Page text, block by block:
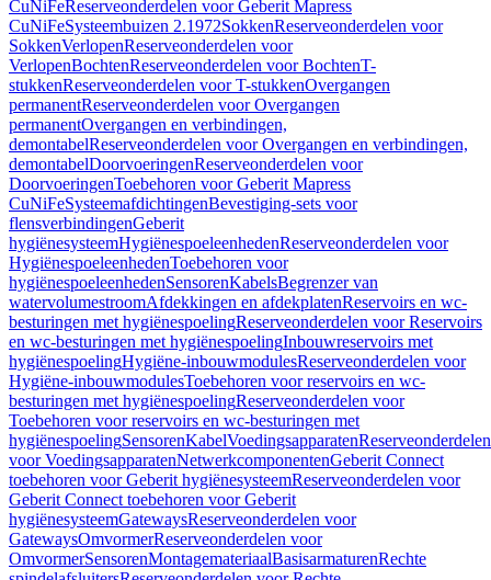
CuNiFeReserveonderdelen voor Geberit Mapress
CuNiFeSysteembuizen 2.1972SokkenReserveonderdelen voor
SokkenVerlopenReserveonderdelen voor
VerlopenBochtenReserveonderdelen voor BochtenT-
stukkenReserveonderdelen voor T-stukkenOvergangen
permanentReserveonderdelen voor Overgangen
permanentOvergangen en verbindingen,
demontabelReserveonderdelen voor Overgangen en verbindingen,
demontabelDoorvoeringenReserveonderdelen voor
DoorvoeringenToebehoren voor Geberit Mapress
CuNiFeSysteemafdichtingenBevestiging-sets voor
flensverbindingenGeberit
hygiënesysteemHygiënespoeleenhedenReserveonderdelen voor
HygiënespoeleenhedenToebehoren voor
hygiënespoeleenhedenSensorenKabelsBegrenzer van
watervolumestroomAfdekkingen en afdekplatenReservoirs en wc-
besturingen met hygiënespoelingReserveonderdelen voor Reservoirs
en wc-besturingen met hygiënespoelingInbouwreservoirs met
hygiënespoelingHygiëne-inbouwmodulesReserveonderdelen voor
Hygiëne-inbouwmodulesToebehoren voor reservoirs en wc-
besturingen met hygiënespoelingReserveonderdelen voor
Toebehoren voor reservoirs en wc-besturingen met
hygiënespoelingSensorenKabelVoedingsapparatenReserveonderdelen
voor VoedingsapparatenNetwerkcomponentenGeberit Connect
toebehoren voor Geberit hygiënesysteemReserveonderdelen voor
Geberit Connect toebehoren voor Geberit
hygiënesysteemGatewaysReserveonderdelen voor
GatewaysOmvormerReserveonderdelen voor
OmvormerSensorenMontagemateriaalBasisarmaturenRechte